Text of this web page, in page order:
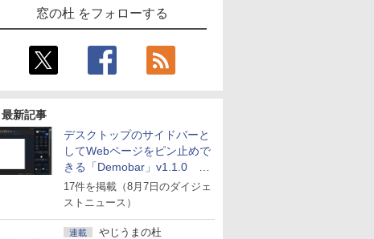
窓の杜 をフォローする
最新記事
デスクトップのサイドバーと
してWebページをピン止めで
きる「Demobar」v1.1.0 ほ
か
17件を掲載（8月7日のダイジェ
ストニュース）
連載 やじうまの杜